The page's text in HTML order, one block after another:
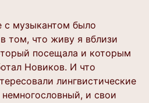
с музыкантом было
том, что живу я вблизи
посещала и которым
Новиков. И что
лингвистические
и свои